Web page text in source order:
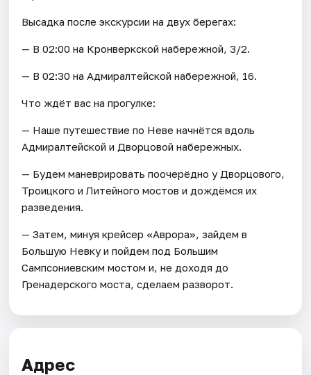
Высадка после экскурсии на двух берегах:
— В 02:00 на Кронверкской набережной, 3/2.
— В 02:30 на Адмиралтейской набережной, 16.
Что ждёт вас на прогулке:
— Наше путешествие по Неве начнётся вдоль
Адмиралтейской и Дворцовой набережных.
— Будем маневрировать поочерёдно у Дворцового,
Троицкого и Литейного мостов и дождёмся их
разведения.
— Затем, минуя крейсер «Аврора», зайдем в
Большую Невку и пойдем под Большим
Сампсониевским мостом и, не доходя до
Гренадерского моста, сделаем разворот.
Адрес